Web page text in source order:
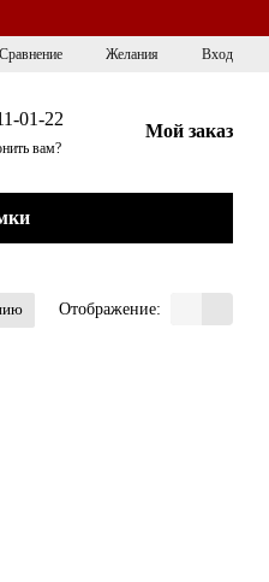
Сравнение Желания Вход
01-22
вам?
Мой заказ
Отображение: